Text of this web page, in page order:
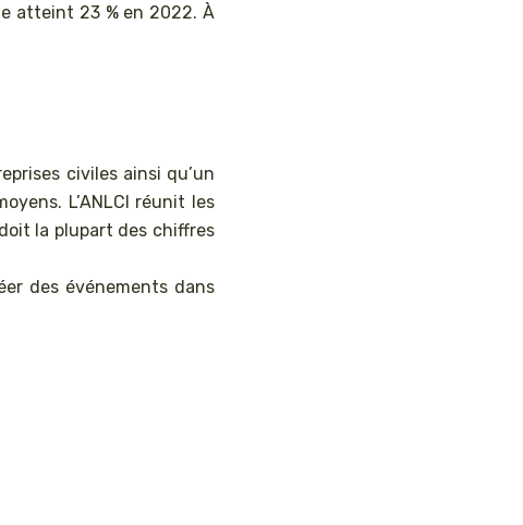
atteint 23 % en 2022. À
civiles ainsi qu’un
L’ANLCI réunit les
la plupart des chiffres
des événements dans